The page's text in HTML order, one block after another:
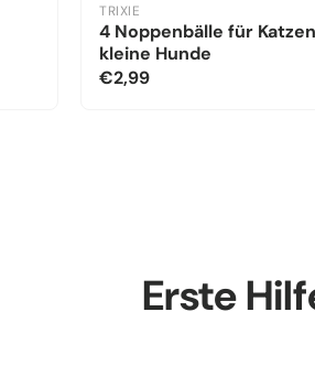
TRIXIE
4 Noppenbälle für
kleine Hunde
€2,99
Erste